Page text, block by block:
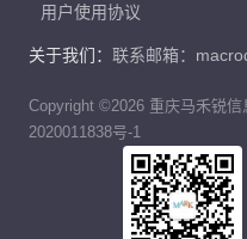
用户使用协议
关于我们： 联系邮箱：
Copyright ©2026 重庆马禾锐
2020011838号-1